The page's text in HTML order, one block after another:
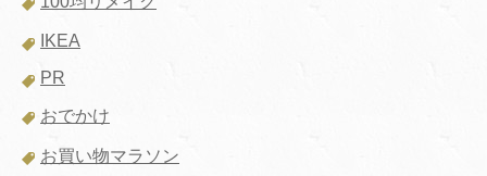
IKEA
PR
おでかけ
お買い物マラソン